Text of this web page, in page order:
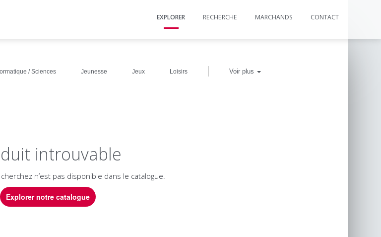
EXPLORER RECHERCHE MARCHANDS CONTACT
/ Sciences Jeunesse Jeux Loisirs | Voir plus
introuvable
n’est pas disponible dans le catalogue.
Explorer notre catalogue